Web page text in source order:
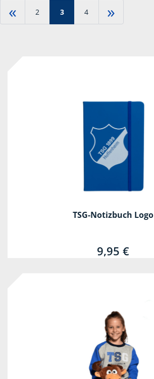
« 2 3 4 »
TSG-Notizbuch Logo
9,95 €